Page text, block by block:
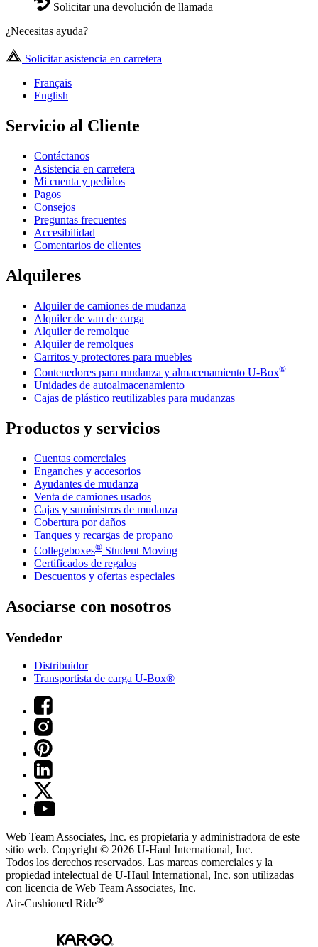
Solicitar una devolución de llamada
¿Necesitas ayuda?
Solicitar asistencia en carretera
Français
English
Servicio al Cliente
Contáctanos
Asistencia en carretera
Mi cuenta y pedidos
Pagos
Consejos
Preguntas frecuentes
Accesibilidad
Comentarios de clientes
Alquileres
Alquiler de camiones de mudanza
Alquiler de van de carga
Alquiler de remolque
Alquiler de remolques
Carritos y protectores para muebles
Contenedores para mudanza y almacenamiento U-Box®
Unidades de autoalmacenamiento
Cajas de plástico reutilizables para mudanzas
Productos y servicios
Cuentas comerciales
Enganches y accesorios
Ayudantes de mudanza
Venta de camiones usados
Cajas y suministros de mudanza
Cobertura por daños
Tanques y recargas de propano
Collegeboxes® Student Moving
Certificados de regalos
Descuentos y ofertas especiales
Asociarse con nosotros
Vendedor
Distribuidor
Transportista de carga U-Box®
Web Team Associates, Inc. es propietaria y administradora de este
sitio web. Copyright © 2026 U-Haul International, Inc.
Todos los derechos reservados. Las marcas comerciales y la
propiedad intelectual de U-Haul International, Inc. son utilizadas
con licencia de Web Team Associates, Inc.
Air-Cushioned Ride®